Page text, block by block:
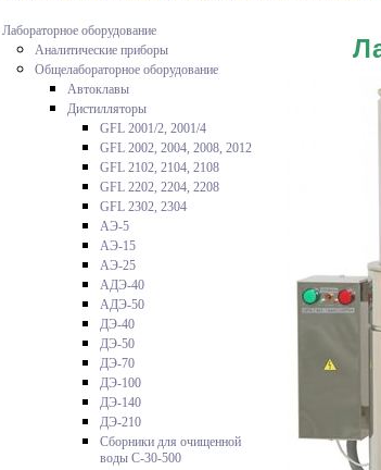
Лабораторное оборудование
Аналитические приборы
Общелабораторное оборудование
Автоклавы
Дистилляторы
GFL 2001/2, 2001/4
GFL 2002, 2004, 2008, 2012
GFL 2102, 2104, 2108
GFL 2202, 2204, 2208
GFL 2302, 2304
АЭ-5
АЭ-15
АЭ-25
АДЭ-40
АДЭ-50
ДЭ-40
ДЭ-50
ДЭ-70
ДЭ-100
ДЭ-140
ДЭ-210
Сборники для очищенной
воды С-30-500